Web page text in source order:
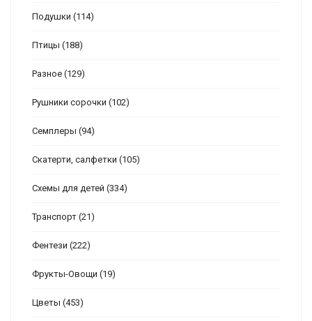
Подушки (114)
Птицы (188)
Разное (129)
Рушники сорочки (102)
Семплеры (94)
Скатерти, салфетки (105)
Схемы для детей (334)
Транспорт (21)
Фентези (222)
Фрукты-Овощи (19)
Цветы (453)